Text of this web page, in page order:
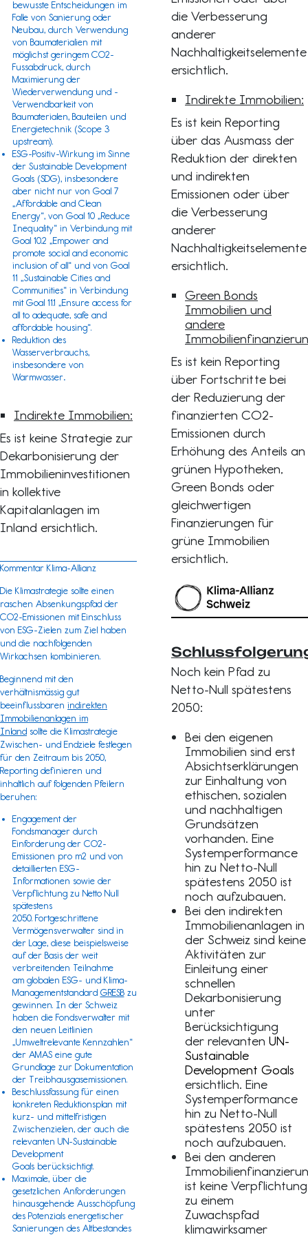
bewusste Entscheidungen im
Falle von Sanierung oder
Neubau, durch Verwendung
von Baumaterialien mit
möglichst geringem CO2-
Fussabdruck, durch
Maximierung der
Wiederverwendung und -
Verwendbarkeit von
Baumaterialen, Bauteilen und
Energietechnik (Scope 3
upstream).
ESG-Positiv-Wirkung im Sinne
der Sustainable Development
Goals (SDG), insbesondere
aber nicht nur von Goal 7
„Affordable and Clean
Energy“, von Goal 10 „Reduce
Inequality“ in Verbindung mit
Goal 10.2 „Empower and
promote social and economic
inclusion of all“ und von Goal
11 „Sustainable Cities and
Communities“ in Verbindung
mit Goal 11.1 „Ensure access for
all to adequate, safe and
affordable housing“.
Reduktion des
Wasserverbrauchs,
insbesondere von
Warmwasser.
Indirekte Immobilien:
Es ist keine Strategie zur
Dekarbonisierung der
Immobilieninvestitionen
in kollektive
Kapitalanlagen im
Inland ersichtlich.
Kommentar Klima-Allianz
Die Klimastrategie sollte einen
raschen Absenkungspfad der
CO2-Emissionen mit Einschluss
von ESG-Zielen zum Ziel haben
und die nachfolgenden
Wirkachsen kombinieren.
Beginnend mit den
verhältnismässig gut
beeinflussbaren indirekten
Immobilienanlagen im
Inland sollte die Klimastrategie
Zwischen- und Endziele festlegen
für den Zeitraum bis 2050,
Reporting definieren und
inhaltlich auf folgenden Pfeilern
beruhen:
Engagement der
Fondsmanager durch
Einforderung der CO2-
Emissionen pro m2 und von
detaillierten ESG-
Informationen sowie der
Verpflichtung zu Netto Null
spätestens
2050. Fortgeschrittene
Vermögensverwalter sind in
der Lage, diese beispielsweise
auf der Basis der weit
verbreitenden Teilnahme
am globalen ESG- und Klima-
Managementstandard GRESBzu
gewinnen. In der Schweiz
haben die Fondsverwalter mit
den neuen Leitlinien
„Umweltrelevante Kennzahlen“
der AMASeine gute
Grundlage zur Dokumentation
der Treibhausgasemissionen.
Beschlussfassung für einen
konkreten Reduktionsplan mit
kurz- und mittelfristigen
Zwischenzielen, der auch die
relevanten UN-Sustainable
Development
Goalsberücksichtigt.
Maximale, über die
gesetzlichen Anforderungen
hinausgehende Ausschöpfung
des Potenzials energetischer
Sanierungen des Altbestandes
die Verbesserung
anderer
Nachhaltigkeitselemente
ersichtlich.
Indirekte Immobilien:
Es ist kein Reporting
über das Ausmass der
Reduktion der direkten
und indirekten
Emissionen oder über
die Verbesserung
anderer
Nachhaltigkeitselemente
ersichtlich.
Green Bonds
Immobilien und
andere
Es ist kein Reporting
über Fortschritte bei
der Reduzierung der
finanzierten CO2-
Emissionen durch
Erhöhung des Anteils an
grünen Hypotheken,
Green Bonds oder
gleichwertigen
Finanzierungen für
grüne Immobilien
ersichtlich.
Noch kein Pfad zu
Netto-Null spätestens
2050:
Bei den eigenen
Immobilien sind erst
Absichtserklärungen
zur Einhaltung von
ethischen, sozialen
und nachhaltigen
Grundsätzen
vorhanden. Eine
Systemperformance
hin zu Netto-Null
spätestens 2050 ist
noch aufzubauen.
Bei den indirekten
Immobilienanlagen in
der Schweiz sind keine
Aktivitäten zur
Einleitung einer
schnellen
Dekarbonisierung
unter
Berücksichtigung
der relevanten UN-
Sustainable
Development Goals
ersichtlich. Eine
Systemperformance
hin zu Netto-Null
spätestens 2050 ist
noch aufzubauen.
Bei den anderen
ist keine Verpflichtung
zu einem
Zuwachspfad
klimawirksamer